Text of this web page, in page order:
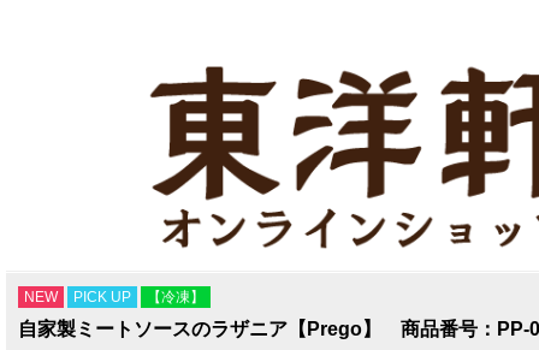
NEW PICK UP 【冷凍】
自家製ミートソースのラザニア【Prego】 商品番号：PP-